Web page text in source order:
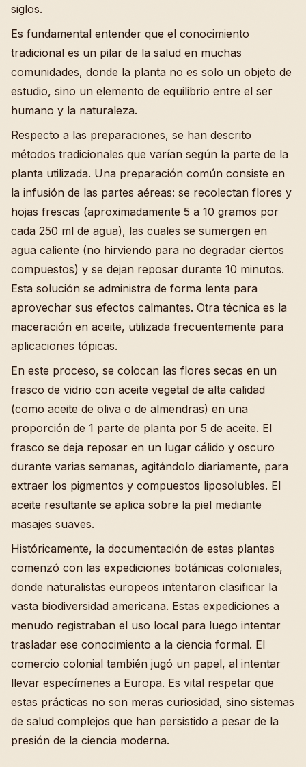
siglos.
Es fundamental entender que el conocimiento
tradicional es un pilar de la salud en muchas
comunidades, donde la planta no es solo un objeto de
estudio, sino un elemento de equilibrio entre el ser
humano y la naturaleza.
Respecto a las preparaciones, se han descrito
métodos tradicionales que varían según la parte de la
planta utilizada. Una preparación común consiste en
la infusión de las partes aéreas: se recolectan flores y
hojas frescas (aproximadamente 5 a 10 gramos por
cada 250 ml de agua), las cuales se sumergen en
agua caliente (no hirviendo para no degradar ciertos
compuestos) y se dejan reposar durante 10 minutos.
Esta solución se administra de forma lenta para
aprovechar sus efectos calmantes. Otra técnica es la
maceración en aceite, utilizada frecuentemente para
aplicaciones tópicas.
En este proceso, se colocan las flores secas en un
frasco de vidrio con aceite vegetal de alta calidad
(como aceite de oliva o de almendras) en una
proporción de 1 parte de planta por 5 de aceite. El
frasco se deja reposar en un lugar cálido y oscuro
durante varias semanas, agitándolo diariamente, para
extraer los pigmentos y compuestos liposolubles. El
aceite resultante se aplica sobre la piel mediante
masajes suaves.
Históricamente, la documentación de estas plantas
comenzó con las expediciones botánicas coloniales,
donde naturalistas europeos intentaron clasificar la
vasta biodiversidad americana. Estas expediciones a
menudo registraban el uso local para luego intentar
trasladar ese conocimiento a la ciencia formal. El
comercio colonial también jugó un papel, al intentar
llevar especímenes a Europa. Es vital respetar que
estas prácticas no son meras curiosidad, sino sistemas
de salud complejos que han persistido a pesar de la
presión de la ciencia moderna.